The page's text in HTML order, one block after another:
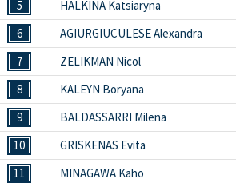
5
HALKINA Katsiaryna
6
AGIURGIUCULESE Alexandra
7
ZELIKMAN Nicol
8
KALEYN Boryana
9
BALDASSARRI Milena
10
GRISKENAS Evita
11
MINAGAWA Kaho